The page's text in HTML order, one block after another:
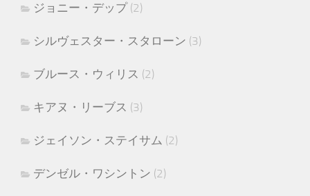
ジョニー・デップ(2)
シルヴェスター・スタローン (3)
ブルース・ウィリス (2)
キアヌ・リーブス (3)
ジェイソン・ステイサム (2)
デンゼル・ワシントン (2)